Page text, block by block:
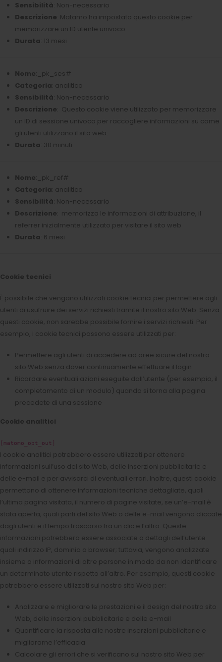
Sensibilità : Non-necessario
Descrizione : Matamo ha impostato questo cookie per
memorizzare un ID utente univoco.
Durata : 13 mesi
Nome :_pk_ses#
Categoria : analitico
Sensibilità : Non-necessario
Descrizione : Questo cookie viene utilizzato per memorizzare
un ID di sessione univoco per raccogliere informazioni su come
gli utenti utilizzano il sito web.
Durata : 30 minuti
Nome :_pk_ref#
Categoria : analitico
Sensibilità : Non-necessario
Descrizione : memorizza le informazioni di attribuzione, il
referrer inizialmente utilizzato per visitare il sito web
Durata : 6 mesi
Cookie tecnici
È possibile che vengano utilizzati cookie tecnici per permettere agli
utenti di usufruire dei servizi richiesti tramite il nostro sito Web. Senza
questi cookie, non sarebbe possibile fornire i servizi richiesti. Per
esempio, i cookie tecnici possono essere utilizzati per:
Permettere agli utenti di accedere ad aree sicure del nostro
sito Web senza dover continuamente effettuare il login
Ricordare eventuali azioni eseguite dall’utente (per esempio, il
completamento di un modulo) quando si torna alla pagina
precedete di una sessione
Cookie analitici
[matomo_opt_out]
I cookie analitici potrebbero essere utilizzati per ottenere
informazioni sull’uso del sito Web, delle inserzioni pubblicitarie e
delle e-mail e per avvisarci di eventuali errori. Inoltre, questi cookie
permettono di ottenere informazioni tecniche dettagliate, quali
l’ultima pagina visitata, il numero di pagine visitate, se un’e-mail è
stata aperta, quali parti del sito Web o delle e-mail vengono cliccate
dagli utenti e il tempo trascorso fra un clic e l’altro. Queste
informazioni potrebbero essere associate a dettagli dell’utente
quali indirizzo IP, dominio o browser; tuttavia, vengono analizzate
insieme a informazioni di altre persone in modo da non identificare
un determinato utente rispetto all’altro. Per esempio, questi cookie
potrebbero essere utilizzati sul nostro sito Web per:
Analizzare e migliorare le prestazioni e il design del nostro sito
Web, delle inserzioni pubblicitarie e delle e-mail
Quantificare la risposta alle nostre inserzioni pubblicitarie e
migliorarne l’efficacia
Calcolare gli errori che si verificano sul nostro sito Web per